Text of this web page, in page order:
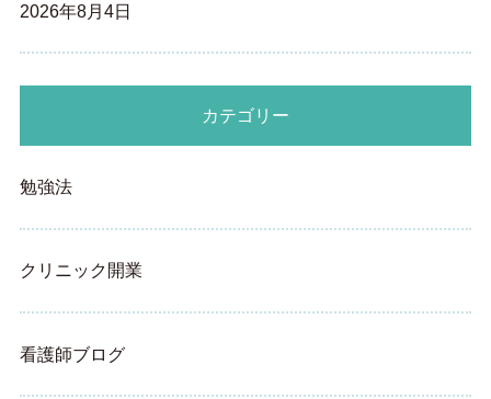
2026年8月4日
カテゴリー
勉強法
クリニック開業
看護師ブログ